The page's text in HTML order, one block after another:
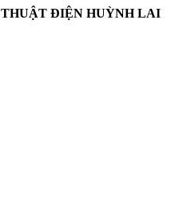
ĐIỆN HUỲNH LAI